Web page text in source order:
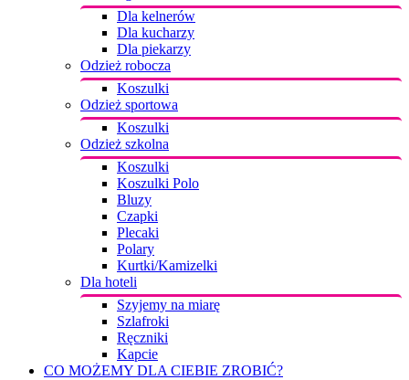
Dla kelnerów
Dla kucharzy
Dla piekarzy
Odzież robocza
Koszulki
Odzież sportowa
Koszulki
Odzież szkolna
Koszulki
Koszulki Polo
Bluzy
Czapki
Plecaki
Polary
Kurtki/Kamizelki
Dla hoteli
Szyjemy na miarę
Szlafroki
Ręczniki
Kapcie
CO MOŻEMY DLA CIEBIE ZROBIĆ?